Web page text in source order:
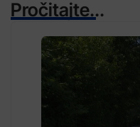
Pročitajte...